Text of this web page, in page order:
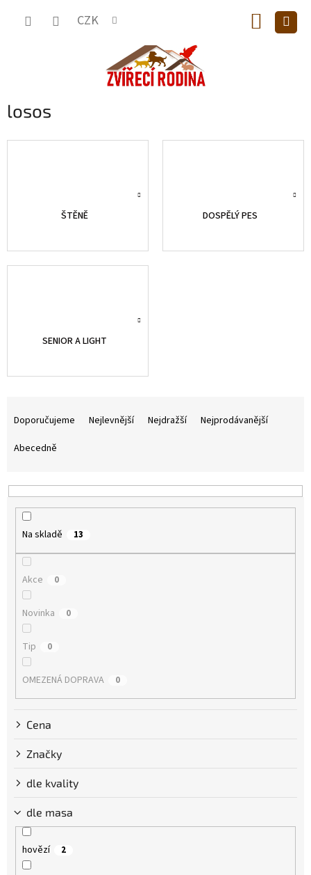
CZK
KOŠÍK
losos
ŠTĚNĚ DOSPĚLÝ PES
SENIOR A LIGHT
p
Doporučujeme Nejlevnější Nejdražší
Nejprodávanější
Abecedně
Na skladě 13
Akce 0
Novinka 0
Tip 0
OMEZENÁ DOPRAVA 0
Cena
Značky
dle kvality
dle masa
hovězí 2